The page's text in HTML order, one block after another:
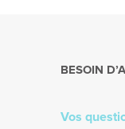
BESOIN
Vos